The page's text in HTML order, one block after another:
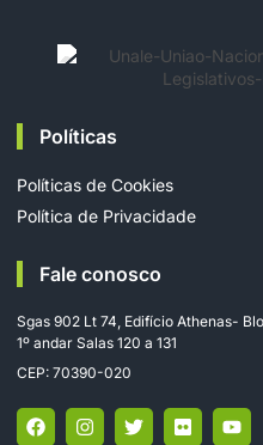
Políticas
Políticas de Cookies
Política de Privacidade
Fale conosco
Sgas 902 Lt 74, Edifício Athenas-
1º andar Salas 120 a 131
CEP: 70390-020